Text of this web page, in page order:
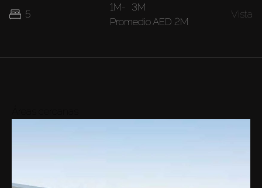
5
1M- 3M
PromedioAED 2M
Vista